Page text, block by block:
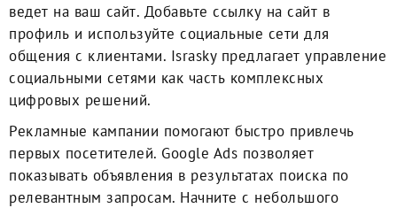
ведет на ваш сайт. Добавьте ссылку на сайт в
профиль и используйте социальные сети для
общения с клиентами. Israsky предлагает управление
социальными сетями как часть комплексных
цифровых решений.
Рекламные кампании помогают быстро привлечь
первых посетителей. Google Ads позволяет
показывать объявления в результатах поиска по
релевантным запросам. Начните с небольшого